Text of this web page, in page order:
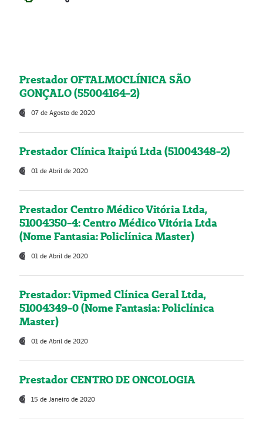
Prestador OFTALMOCLÍNICA SÃO
GONÇALO (55004164-2)
07 de Agosto de 2020
Prestador Clínica Itaipú Ltda (51004348-2)
01 de Abril de 2020
Prestador Centro Médico Vitória Ltda,
51004350-4: Centro Médico Vitória Ltda
(Nome Fantasia: Policlínica Master)
01 de Abril de 2020
Prestador: Vipmed Clínica Geral Ltda,
51004349-0 (Nome Fantasia: Policlínica
Master)
01 de Abril de 2020
Prestador CENTRO DE ONCOLOGIA
15 de Janeiro de 2020